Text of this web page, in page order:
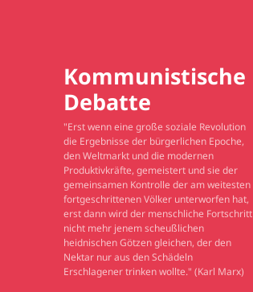
Kommunistische
Debatte
"Erst wenn eine große soziale Revolution
die Ergebnisse der bürgerlichen Epoche,
den Weltmarkt und die modernen
Produktivkräfte, gemeistert und sie der
gemeinsamen Kontrolle der am weitesten
fortgeschrittenen Völker unterworfen hat,
erst dann wird der menschliche Fortschritt
nicht mehr jenem scheußlichen
heidnischen Götzen gleichen, der den
Nektar nur aus den Schädeln
Erschlagener trinken wollte." (Karl Marx)